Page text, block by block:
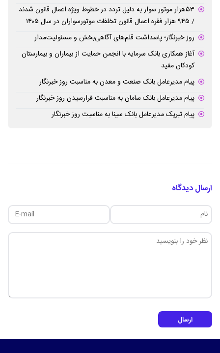
۵۳هزار موتور سوار به دلیل تردد در خطوط ویژه اعمال قانون شدند
/ ۹۴۵ هزار فقره اعمال قانون تخلفات موتورسواران در سال ۱۴۰۵
روز خبرنگار؛ پاسداشت قلم‌های آگاهی‌بخش و مسئولیت‌مدار
آغاز همکاری بانک سرمایه با انجمن حمایت از بیماران و بیمارستان
کودکان مفید
پیام مدیرعامل بانک صنعت و معدن به مناسبت روز خبرنگار
پیام مدیرعامل بانک سامان به مناسبت فرارسیدن روز خبرنگار
پیام تبریک مدیرعامل بانک سینا به مناسبت روز خبرنگار
ارسال دیدگاه
ارسال